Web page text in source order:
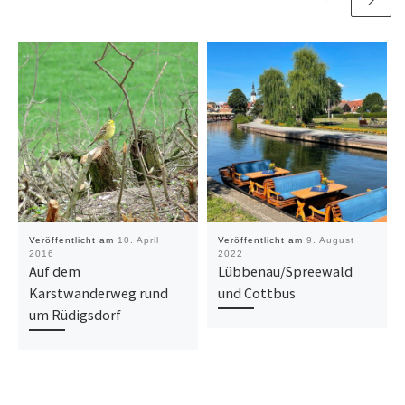
Veröffentlicht am 10. April
2016
Auf dem
Karstwanderweg rund
um Rüdigsdorf
Veröffentlicht am 9. August
2022
Lübbenau/Spreewald
und Cottbus